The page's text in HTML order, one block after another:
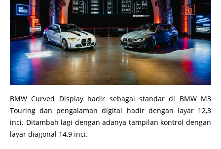
BMW Curved Display hadir sebagai standar di BMW M3
Touring dan pengalaman digital hadir dengan layar 12,3
inci. Ditambah lagi dengan adanya tampilan kontrol dengan
layar diagonal 14,9 inci.